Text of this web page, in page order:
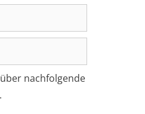
nachfolgende